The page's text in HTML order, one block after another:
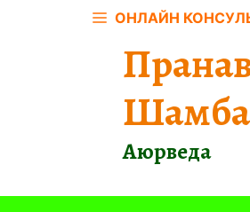
ОНЛАЙН
Аюрведа